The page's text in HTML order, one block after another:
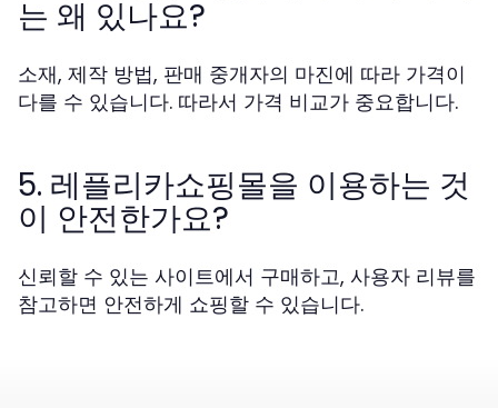
는 왜 있나요?
소재, 제작 방법, 판매 중개자의 마진에 따라 가격이
다를 수 있습니다. 따라서 가격 비교가 중요합니다.
5. 레플리카쇼핑몰을 이용하는 것
이 안전한가요?
신뢰할 수 있는 사이트에서 구매하고, 사용자 리뷰를
참고하면 안전하게 쇼핑할 수 있습니다.